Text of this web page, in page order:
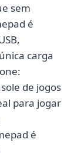
sem
é
carga
de jogos
para jogar
é